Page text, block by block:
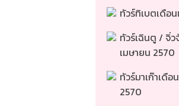
ทัวร์ทิเบตเดือ
ทัวร์เฉินตู / จิ่ว
เมษายน 2570
ทัวร์มาเก๊าเดือ
2570